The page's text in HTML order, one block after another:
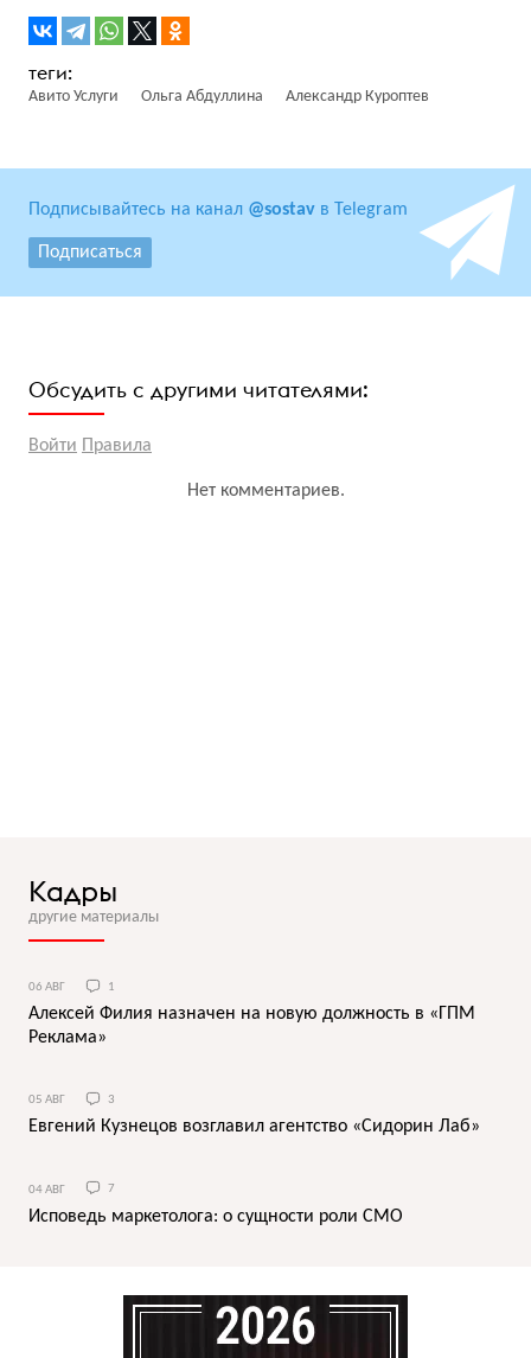
Авито Услуги Ольга Абдуллина Александр Куроптев
Подписывайтесь на канал @sostav в Telegram
Подписаться
Обсудить с другими читателями:
Войти Правила
Нет комментариев.
Кадры
другие материалы
06 АВГ 1
Алексей Филия назначен на новую должность в «ГПМ
Реклама»
05 АВГ 3
Евгений Кузнецов возглавил агентство «Сидорин Лаб»
04 АВГ 7
Исповедь маркетолога: о сущности роли СМО